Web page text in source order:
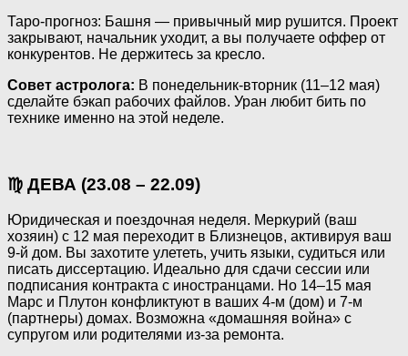
Таро-прогноз: Башня — привычный мир рушится. Проект
закрывают, начальник уходит, а вы получаете оффер от
конкурентов. Не держитесь за кресло.
Совет астролога: В понедельник-вторник (11–12 мая)
сделайте бэкап рабочих файлов. Уран любит бить по
технике именно на этой неделе.
♍ ДЕВА (23.08 – 22.09)
Юридическая и поездочная неделя. Меркурий (ваш
хозяин) с 12 мая переходит в Близнецов, активируя ваш
9-й дом. Вы захотите улететь, учить языки, судиться или
писать диссертацию. Идеально для сдачи сессии или
подписания контракта с иностранцами. Но 14–15 мая
Марс и Плутон конфликтуют в ваших 4-м (дом) и 7-м
(партнеры) домах. Возможна «домашняя война» с
супругом или родителями из-за ремонта.